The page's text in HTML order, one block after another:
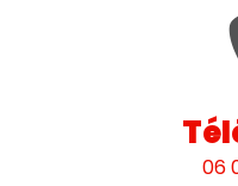
06